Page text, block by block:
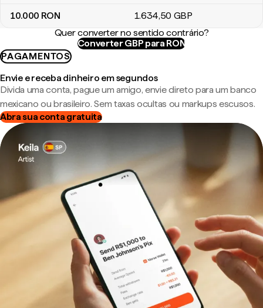
10.000 RON 1.634,50 GBP
Quer converter no sentido contrário?
Converter GBP para RON
PAGAMENTOS
Envie e receba dinheiro em segundos
Divida uma conta, pague um amigo, envie direto para um banco
mexicano ou brasileiro. Sem taxas ocultas ou markups escusos.
Abra sua conta gratuita